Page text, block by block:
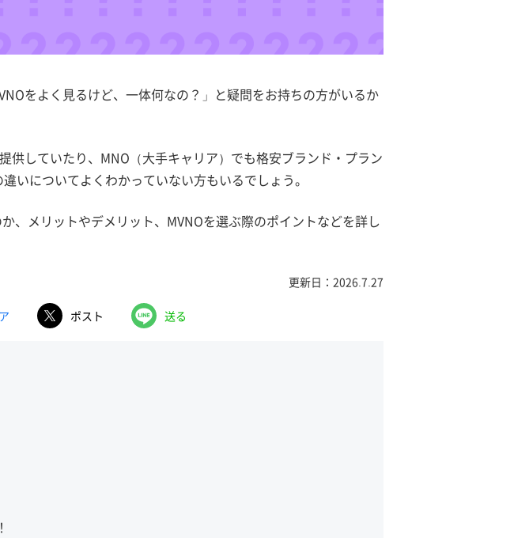
をよく見るけど、一体何なの？」と疑問をお持ちの方がいるか
供していたり、MNO（大手キャリア）でも格安ブランド・プラン
いについてよくわかっていない方もいるでしょう。
、メリットやデメリット、MVNOを選ぶ際のポイントなどを詳し
更新日：2026.7.27
ポスト 送る